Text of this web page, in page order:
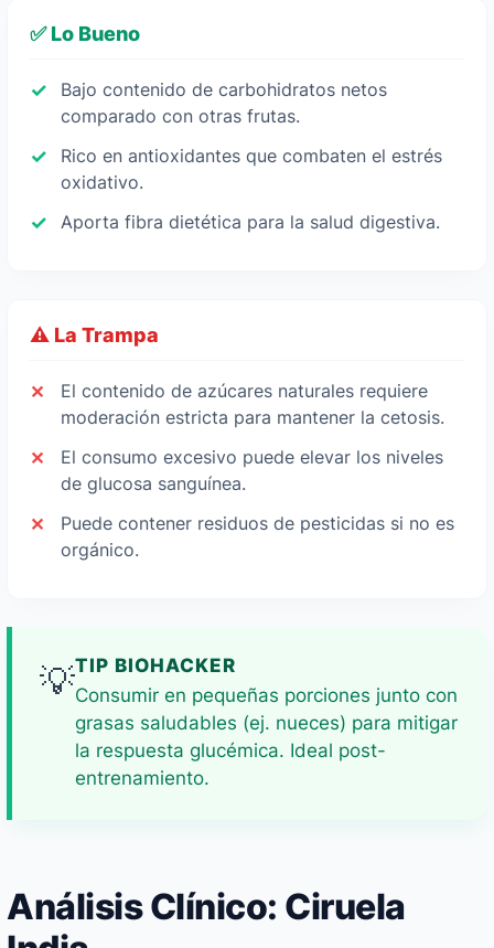
✅ Lo Bueno
Bajo contenido de carbohidratos netos
comparado con otras frutas.
Rico en antioxidantes que combaten el estrés
oxidativo.
Aporta fibra dietética para la salud digestiva.
⚠️ La Trampa
El contenido de azúcares naturales requiere
moderación estricta para mantener la cetosis.
El consumo excesivo puede elevar los niveles
de glucosa sanguínea.
Puede contener residuos de pesticidas si no es
orgánico.
💡TIP BIOHACKER
Consumir en pequeñas porciones junto con
grasas saludables (ej. nueces) para mitigar
la respuesta glucémica. Ideal post-
entrenamiento.
Análisis Clínico: Ciruela